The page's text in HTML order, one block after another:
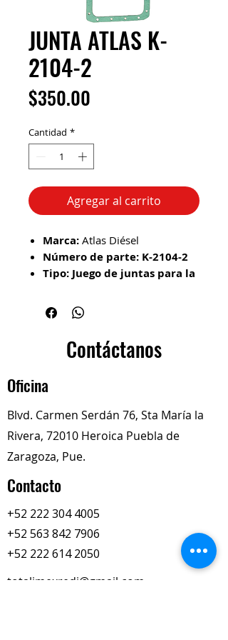
JUNTA ATLAS K-
2104-2
$350.00
Cantidad *
Agregar al carrito
Marca: Atlas Diésel
Número de parte: K-2104-2
Tipo: Juego de juntas para la
conocida como
tapa frontal del motor)
Aplicación común:
Cummins N14y algunas
L10/M11
Contáctanos
Oficina
Blvd. Carmen Serdán 76, Sta María la
Rivera, 72010 Heroica Puebla de
Zaragoza, Pue.
Contacto
+52 222 304 4005
+52 563 842 7906
+52 222 614 2050
totalimexredi@gmail.com